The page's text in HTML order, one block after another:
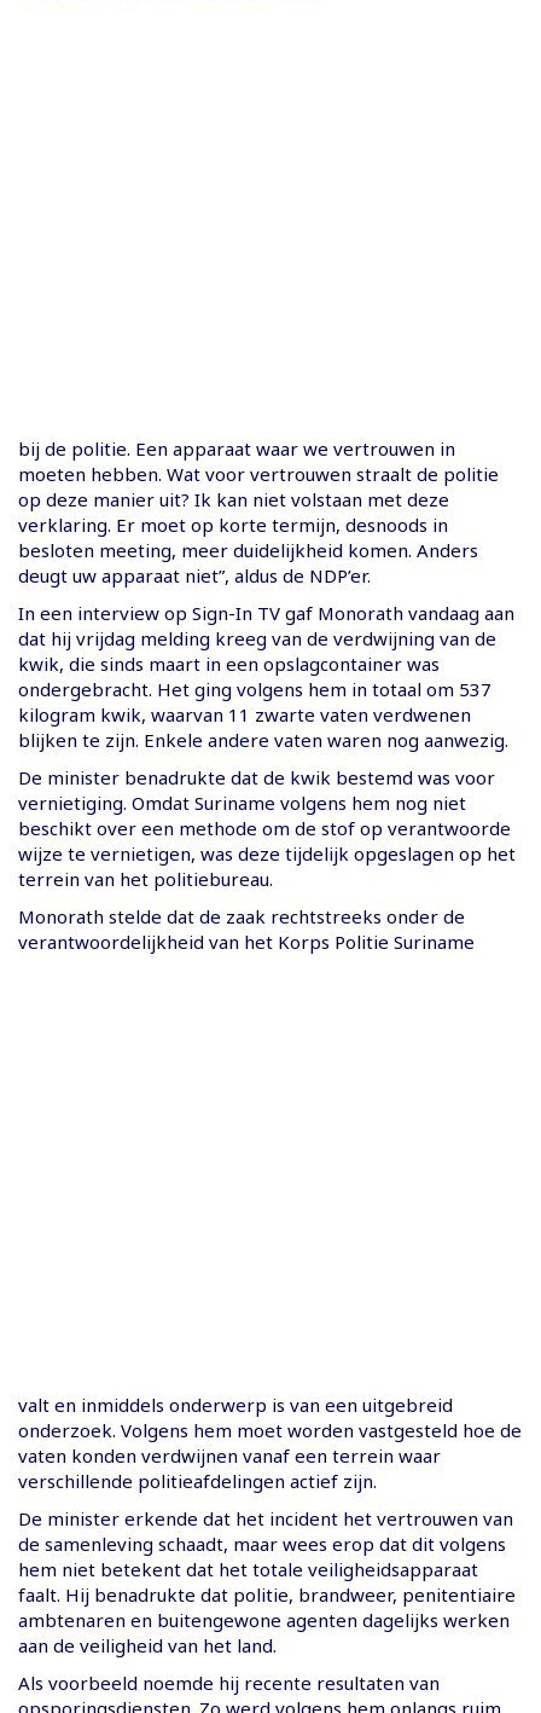
bij de politie. Een apparaat waar we vertrouwen in
moeten hebben. Wat voor vertrouwen straalt de politie
op deze manier uit? Ik kan niet volstaan met deze
verklaring. Er moet op korte termijn, desnoods in
besloten meeting, meer duidelijkheid komen. Anders
deugt uw apparaat niet”, aldus de NDP’er.
In een interview op Sign-In TV gaf Monorath vandaag aan
dat hij vrijdag melding kreeg van de verdwijning van de
kwik, die sinds maart in een opslagcontainer was
ondergebracht. Het ging volgens hem in totaal om 537
kilogram kwik, waarvan 11 zwarte vaten verdwenen
blijken te zijn. Enkele andere vaten waren nog aanwezig.
De minister benadrukte dat de kwik bestemd was voor
vernietiging. Omdat Suriname volgens hem nog niet
beschikt over een methode om de stof op verantwoorde
wijze te vernietigen, was deze tijdelijk opgeslagen op het
terrein van het politiebureau.
Monorath stelde dat de zaak rechtstreeks onder de
verantwoordelijkheid van het Korps Politie Suriname
valt en inmiddels onderwerp is van een uitgebreid
onderzoek. Volgens hem moet worden vastgesteld hoe de
vaten konden verdwijnen vanaf een terrein waar
verschillende politieafdelingen actief zijn.
De minister erkende dat het incident het vertrouwen van
de samenleving schaadt, maar wees erop dat dit volgens
hem niet betekent dat het totale veiligheidsapparaat
faalt. Hij benadrukte dat politie, brandweer, penitentiaire
ambtenaren en buitengewone agenten dagelijks werken
aan de veiligheid van het land.
Als voorbeeld noemde hij recente resultaten van